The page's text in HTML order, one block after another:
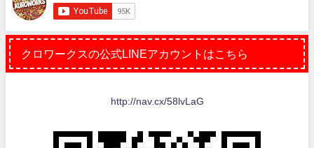
クロワークスの公式LINEアカウントはこちら
http://nav.cx/58lvLaG